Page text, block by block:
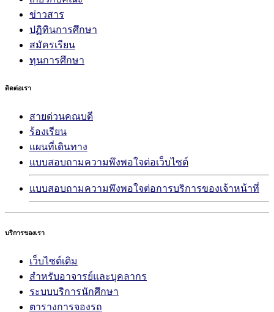
ข่าวสาร
ปฏิทินการศึกษา
สมัครเรียน
ทุนการศึกษา
ติดต่อเรา
สายด่วนคณบดี
ร้องเรียน
แผนที่เดินทาง
แบบสอบถามความพึงพอใจต่อเว็บไซต์
แบบสอบถามความพึงพอใจต่อการบริการของเจ้าหน้าที่
บริการของเรา
เว็บไซต์เดิม
สำหรับอาจารย์และบุคลากร
ระบบบริการนักศึกษา
ตารางการจองรถ